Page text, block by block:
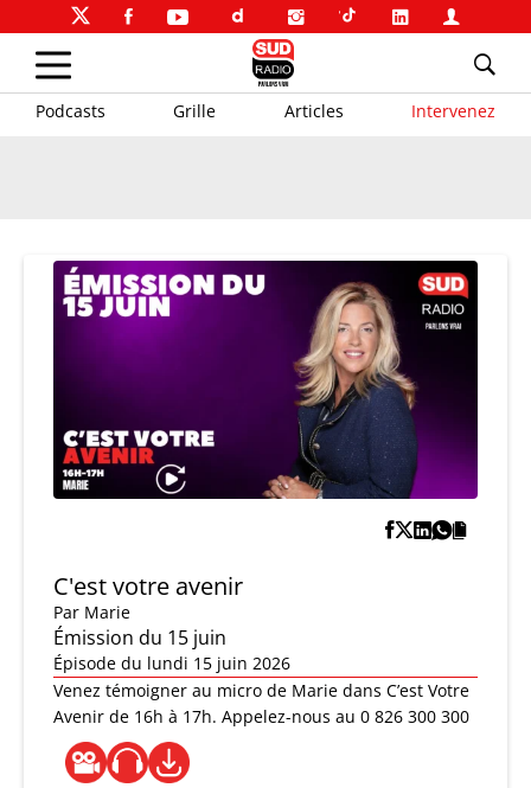
Podcasts Grille Articles Intervenez
C'est votre avenir
Par Marie
Émission du 15 juin
Épisode du lundi 15 juin 2026
Venez témoigner au micro de Marie dans C’est Votre
Avenir de 16h à 17h. Appelez-nous au 0 826 300 300